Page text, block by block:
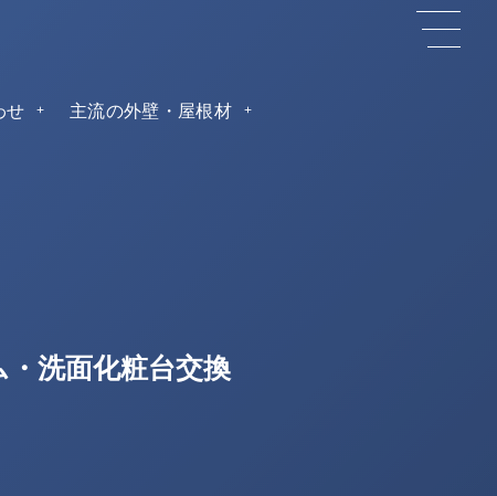
せ 主流の外壁・屋根材
洗面化粧台交換